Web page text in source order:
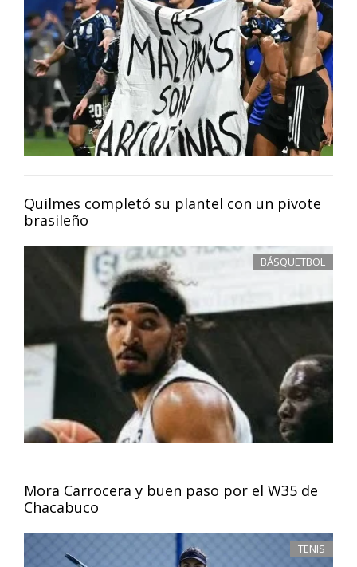
Quilmes completó su plantel con un pivote
brasileño
BÁSQUETBOL
Mora Carrocera y buen paso por el W35 de
Chacabuco
TENIS